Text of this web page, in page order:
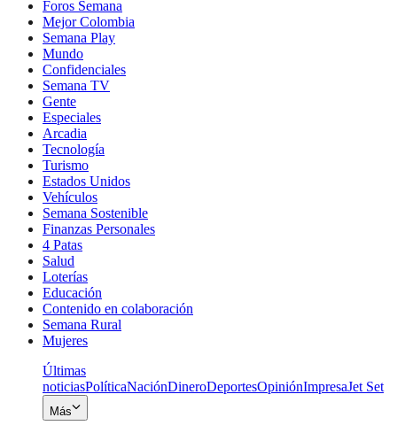
Foros Semana
Mejor Colombia
Semana Play
Mundo
Confidenciales
Semana TV
Gente
Especiales
Arcadia
Tecnología
Turismo
Estados Unidos
Vehículos
Semana Sostenible
Finanzas Personales
4 Patas
Salud
Loterías
Educación
Contenido en colaboración
Semana Rural
Mujeres
Últimas
noticiasPolíticaNaciónDineroDeportesOpiniónImpresaJet Set
Más